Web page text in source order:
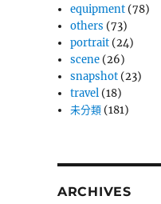
equipment (78)
others (73)
portrait (24)
scene (26)
snapshot (23)
travel (18)
未分類 (181)
ARCHIVES